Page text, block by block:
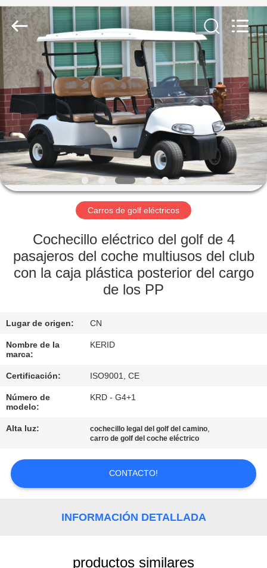
EN
CASA
PRODUCTOS
LOS
VÍDEOS
NOSOTROS
RECORRIDO
FÁBRICA
CONTROL
DE
CALIDAD
CONTACTA
CON
NOSOTROS
NOTICIAS
SOLICITAR
Vehicle
Co,Ltd.
All
Rights
Reserved.
Developed
by
ECER
Carros de golf eléctricos
Cochecillo eléctrico del golf de 4
pasajeros del coche multiusos del club
con la caja plástica posterior del cargo
de los PP
Lugar de origen: CN
Nombre de la
marca:
KERID
Certificación: ISO9001, CE
Número de
modelo:
KRD - G4+1
Alta luz: cochecillo legal del golf del camino,
carro de golf del coche eléctrico
CONTACTO!
INFORMACIÓN DETALLADA
productos similares